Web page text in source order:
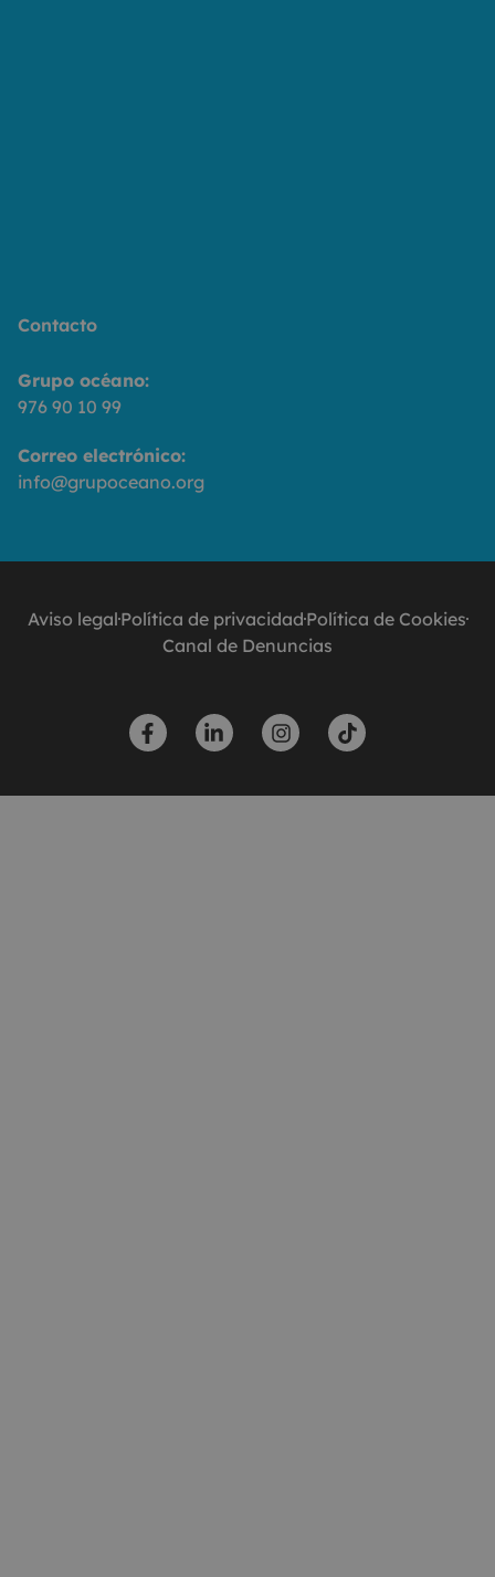
Contacto
Grupo océano:
976 90 10 99
Correo electrónico:
info@grupoceano.org
Aviso legalPolítica de privacidadPolítica de Cookies
Canal de Denuncias